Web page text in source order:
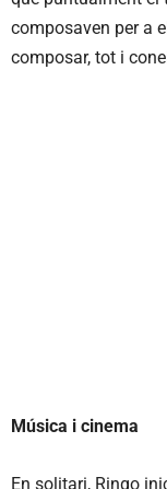
composaven per a
composar, tot i
Música i cinema
En solitari, Ringo